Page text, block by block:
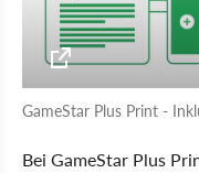
GameStar Plus Print -
Bei GameStar Plus